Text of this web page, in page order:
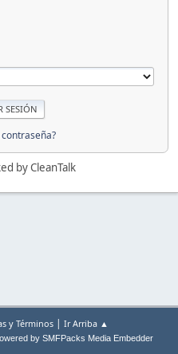
by CleanTalk
y Términos | Ir Arriba ▲
by SMFPacks Media Embedder